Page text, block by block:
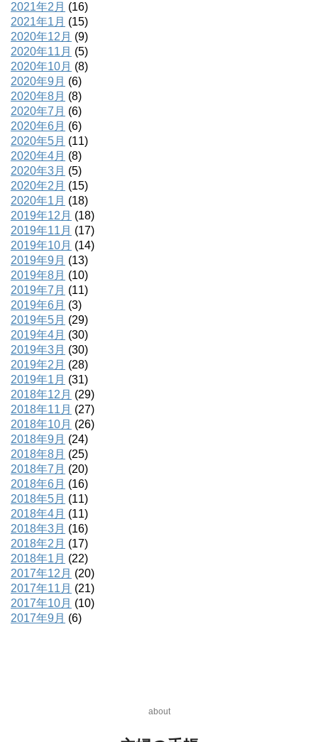
2021年2月 (16)
2021年1月 (15)
2020年12月 (9)
2020年11月 (5)
2020年10月 (8)
2020年9月 (6)
2020年8月 (8)
2020年7月 (6)
2020年6月 (6)
2020年5月 (11)
2020年4月 (8)
2020年3月 (5)
2020年2月 (15)
2020年1月 (18)
2019年12月 (18)
2019年11月 (17)
2019年10月 (14)
2019年9月 (13)
2019年8月 (10)
2019年7月 (11)
2019年6月 (3)
2019年5月 (29)
2019年4月 (30)
2019年3月 (30)
2019年2月 (28)
2019年1月 (31)
2018年12月 (29)
2018年11月 (27)
2018年10月 (26)
2018年9月 (24)
2018年8月 (25)
2018年7月 (20)
2018年6月 (16)
2018年5月 (11)
2018年4月 (11)
2018年3月 (16)
2018年2月 (17)
2018年1月 (22)
2017年12月 (20)
2017年11月 (21)
2017年10月 (10)
2017年9月 (6)
about